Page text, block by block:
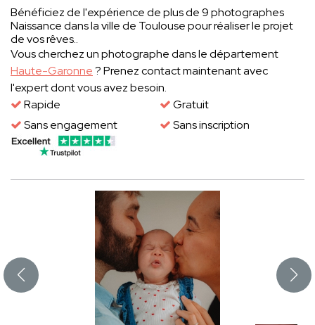
Bénéficiez de l'expérience de plus de 9 photographes
Naissance dans la ville de Toulouse pour réaliser le projet
de vos rêves..
Vous cherchez un photographe dans le département
Haute-Garonne? Prenez contact maintenant avec
l'expert dont vous avez besoin.
Rapide
Gratuit
Sans engagement
Sans inscription